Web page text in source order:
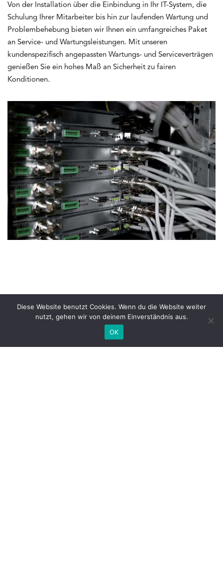
Von der Installation über die Einbindung in Ihr IT-System, die
Schulung Ihrer Mitarbeiter bis hin zur laufenden Wartung und
Problembehebung bieten wir Ihnen ein umfangreiches Paket
an Service- und Wartungsleistungen. Mit unseren
kundenspezifisch angepassten Wartungs- und Serviceverträgen
genießen Sie ein hohes Maß an Sicherheit zu fairen
Konditionen.
Diese Website benutzt Cookies. Wenn du die Website weiter
nutzt, gehen wir von deinem Einverständnis aus.
OK